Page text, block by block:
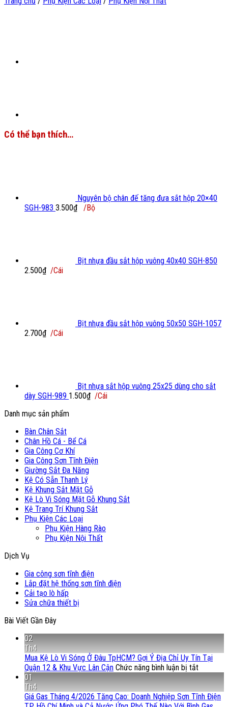
Có thể bạn thích…
Nguyên bộ chân đế tăng đưa sắt hộp 20×40
SGH-983 3.500₫ /Bộ
Bịt nhựa đầu sắt hộp vuông 40x40 SGH-850
2.500₫ /Cái
Bịt nhựa đầu sắt hộp vuông 50x50 SGH-1057
2.700₫ /Cái
Bịt nhựa sắt hộp vuông 25x25 dùng cho sắt
dày SGH-989 1.500₫ /Cái
Danh mục sản phẩm
Bàn Chân Sắt
Chân Hồ Cá - Bể Cá
Gia Công Cơ Khí
Gia Công Sơn Tĩnh Điện
Giường Sắt Đa Năng
Kệ Có Sẵn Thanh Lý
Kệ Khung Sắt Mặt Gỗ
Kệ Lò Vi Sóng Mặt Gỗ Khung Sắt
Kệ Trang Trí Khung Sắt
Phụ Kiện Các Loại
Phụ Kiện Hàng Rào
Phụ Kiện Nội Thất
Dịch Vụ
Gia công sơn tĩnh điện
Lắp đặt hệ thống sơn tĩnh điện
Cải tạo lò hấp
Sửa chữa thiết bị
Bài Viết Gần Đây
02
Th4
Mua Kệ Lò Vi Sóng Ở Đâu TpHCM? Gợi Ý Địa Chỉ Uy Tín Tại
Quận 12 & Khu Vực Lân Cận Chức năng bình luận bị tắtở
Lò
01
Th4
Giá Gas Tháng 4/2026 Tăng Cao: Doanh Nghiệp Sơn Tĩnh Điện